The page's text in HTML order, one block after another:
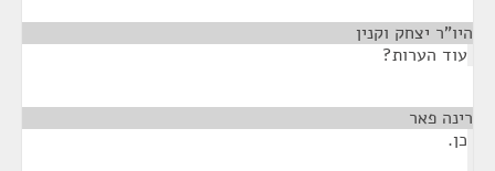
היו"ר יצחק וקנין
עוד הערות?
רינה פאר
כן.